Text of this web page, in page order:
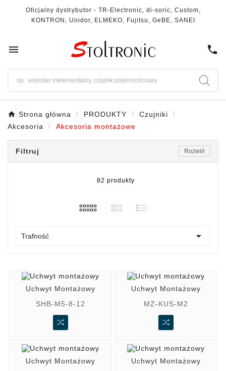
Oficjalny dystrybutor - TR-Electronic, di-soric, Custom,
KONTRON, Unidor, ELMEKO, Fujitsu, GeBE, SANEI
 call
Strona główna PRODUKTY
Czujniki
Akcesoria
Akcesoria montażowe
Filtruj Rozwiń
82 produkty
Trafność 
Uchwyt Montażowy
SHB-M5-8-12
Uchwyt Montażowy
MZ-KUS-M2
Uchwyt Montażowy
Uchwyt Montażowy